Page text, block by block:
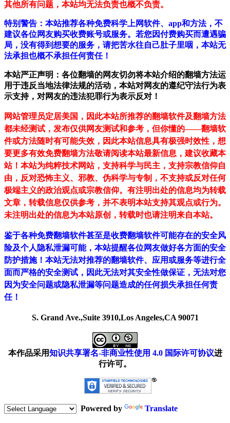
其他所有问题，本站均无法负责也概不负责。
特别警告：本站推荐各种免费科学上网软件、app和方法，不
建议各位网友购买收费账号或服务。若您因付费购买而遭遇骗
局，没有得到想要的服务，请把苦水往自己肚子里咽，本站无
法承担也概不承担任何责任！
本站严正声明：各位翻墙的网友切勿将本站介绍的翻墙方法运
用于违反当地法律法规的活动，本站对网友的遵纪守法行为表
示支持，对网友的违法犯罪行为表示反对！
网站管理员定居美国，因此本站所推荐的翻墙软件及翻墙方法
都未经测试，发布仅供网友测试和参考，但你懂的——翻墙软
件或方法随时有可能失效，因此本站信息具有极强时效性，想
要更多有效免费翻墙方法敬请阅读本站最新信息，建议收藏本
站！ 本站为纯粹技术网站，支持科学与民主，支持宗教信仰自
由，反对恐怖主义、邪教、伪科学与专制，不支持或反对任何
极端主义的政治观点或宗教信仰。有注明出处的信息均为转载
文章，转载信息仅供参考，并不表明本站支持其观点或行为。
未注明出处的信息为本站原创，转载时也请注明来自本站。
鉴于各种免费翻墙软件甚至是收费翻墙软件可能存在的安全风
险及个人隐私泄漏可能，本站提醒各位网友做好各方面的安全
防护措施！本站无法对推荐的翻墙软件、应用或服务等进行全
面而严格的安全测试，因此无法对其安全性做保证，无法对您
因为安全问题或隐私泄漏等问题造成的任何损失承担任何责
任！
S. Grand Ave.,Suite 3910,Los Angeles,CA 90071
本作品采用知识共享署名-非商业性使用 4.0 国际许可协议进
行许可。
Powered by Translate